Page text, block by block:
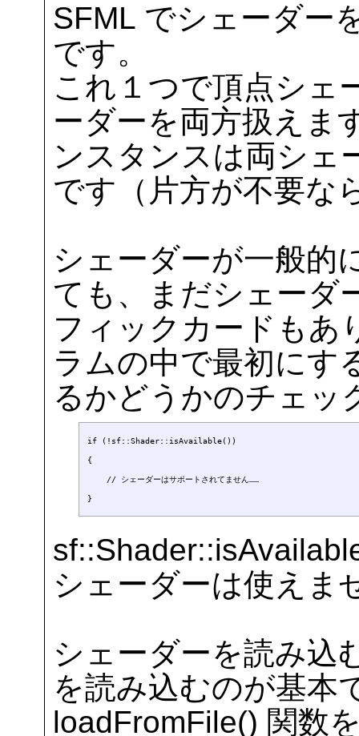
SFML でシェーダー
です。
これ１つで頂点シェ
ーダーを両方扱えま
ンスタンスは両シェ
です（片方が不要な
シェーダーが一般的
ても、まだシェーダ
フィックカードもあ
ラムの中で最初にす
るかどうかのチェッ
if (!sf::Shader::isAvailable())
{
    // シェーダーはサポートされてません……
シェーダーは使えま
シェーダーを読み込
を読み込むのが基本
loadFromFile() 関数